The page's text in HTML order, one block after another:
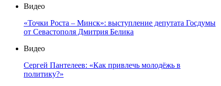
Видео
«Точки Роста – Минск»: выступление депутата Госдумы
от Севастополя Дмитрия Белика
Видео
Сергей Пантелеев: «Как привлечь молодёжь в
политику?»